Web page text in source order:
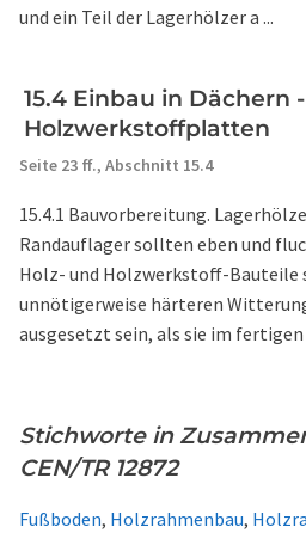
und ein Teil der Lagerhölzer a ...
15.4 Einbau in Dächern
Holzwerkstoffplatten
Seite 23 ff., Abschnitt 15.4
15.4.1 Bauvorbereitung.
Randauflager sollten eben und
Holz- und Holzwerkstoff-
unnötigerweise härteren
ausgesetzt sein, als sie im fertigen
Stichworte in
CEN/TR 12872
Fußboden, Holzrahmenbau,